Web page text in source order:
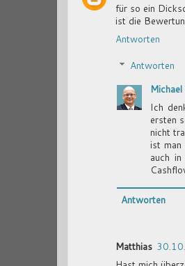
für so ein
ist die
Antworten
Antworten
Ich
ersten
nicht
ist man
auch
Antworten
Matthias